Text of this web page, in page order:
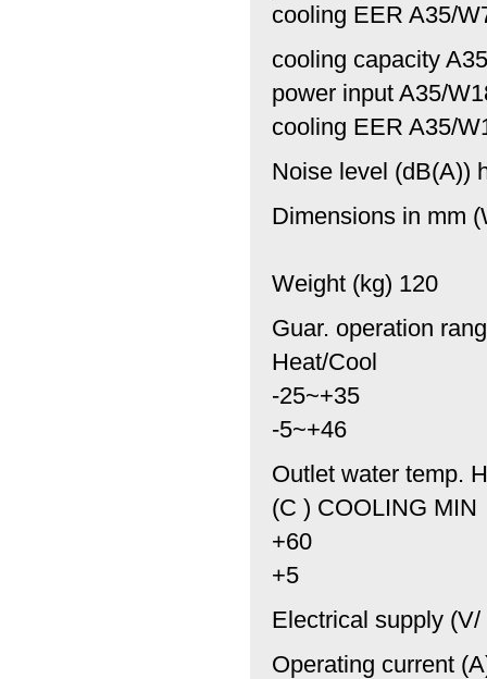
cooling EER A35/
cooling capacity
power input A35/
cooling EER A35/
Noise level (dB(A))
Dimensions in mm
Weight (kg) 120
Guar. operation
Heat/Cool
-25~+35
-5~+46
Outlet water temp.
(C ) COOLING MIN
+60
+5
Electrical supply
Operating current